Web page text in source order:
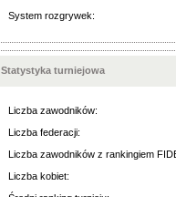
System rozgrywek:
Statystyka turniejowa
Liczba zawodników:
Liczba federacji:
Liczba zawodników z rankingiem
Liczba kobiet: